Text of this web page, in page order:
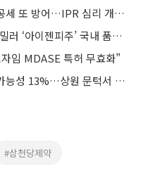
알테오젠, 할로자임 美 특허 공세 또 방어…IPR 심리 개시 불발
알테오젠, 아일리아 바이오시밀러 ‘아이젠피주’ 국내 품목허가
임 MDASE 특허 무효화”
美 클래리티 법안 연내 통과 가능성 13%…상원 문턱서 제동
#삼천당제약